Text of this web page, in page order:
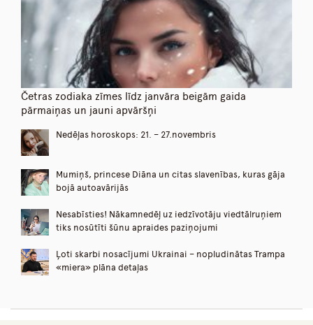
Četras zodiaka zīmes līdz janvāra beigām gaida
pārmaiņas un jauni apvāršņi
Nedēļas horoskops: 21. – 27.novembris
Mumiņš, princese Diāna un citas slavenības, kuras gāja
bojā autoavārijās
Nesabīsties! Nākamnedēļ uz iedzīvotāju viedtālruņiem
tiks nosūtīti šūnu apraides paziņojumi
Ļoti skarbi nosacījumi Ukrainai – nopludinātas Trampa
«miera» plāna detaļas